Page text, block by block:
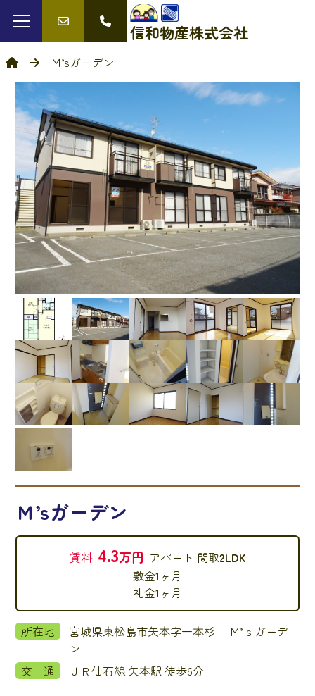
信和物産株式会社
Ｍ’sガーデン
Ｍ’sガーデン
賃料 4.3万円 アパート 間取2LDK
敷金1ヶ月
礼金1ヶ月
所在地
ン
交 通
ＪＲ仙石線 矢本駅 徒歩6分